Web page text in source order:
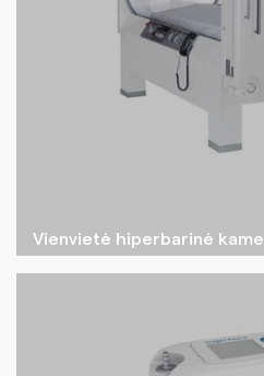
Vienvietė hiperbarinė